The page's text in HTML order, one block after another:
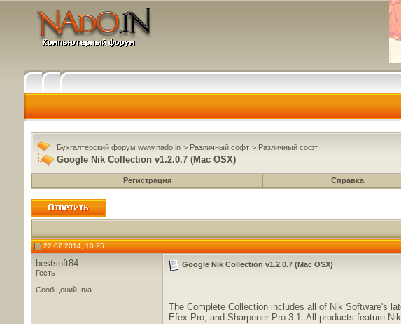
Бухгалтерский форум www.nado.in > Различный софт > Различный софт
Google Nik Collection v1.2.0.7 (Mac OSX)
Регистрация Справка
22.07.2014, 10:25
bestsoft84
Гость
Сообщений: n/a
Google Nik Collection v1.2.0.7 (Mac OSX)
The Complete Collection includes all of Nik Software's
Efex Pro, and Sharpener Pro 3.1. All products feature